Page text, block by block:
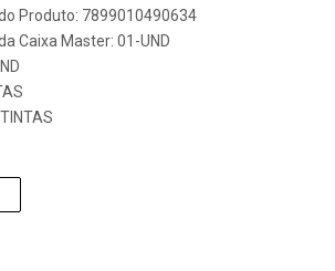
Produto: 7899010490634
Caixa Master: 01-UND